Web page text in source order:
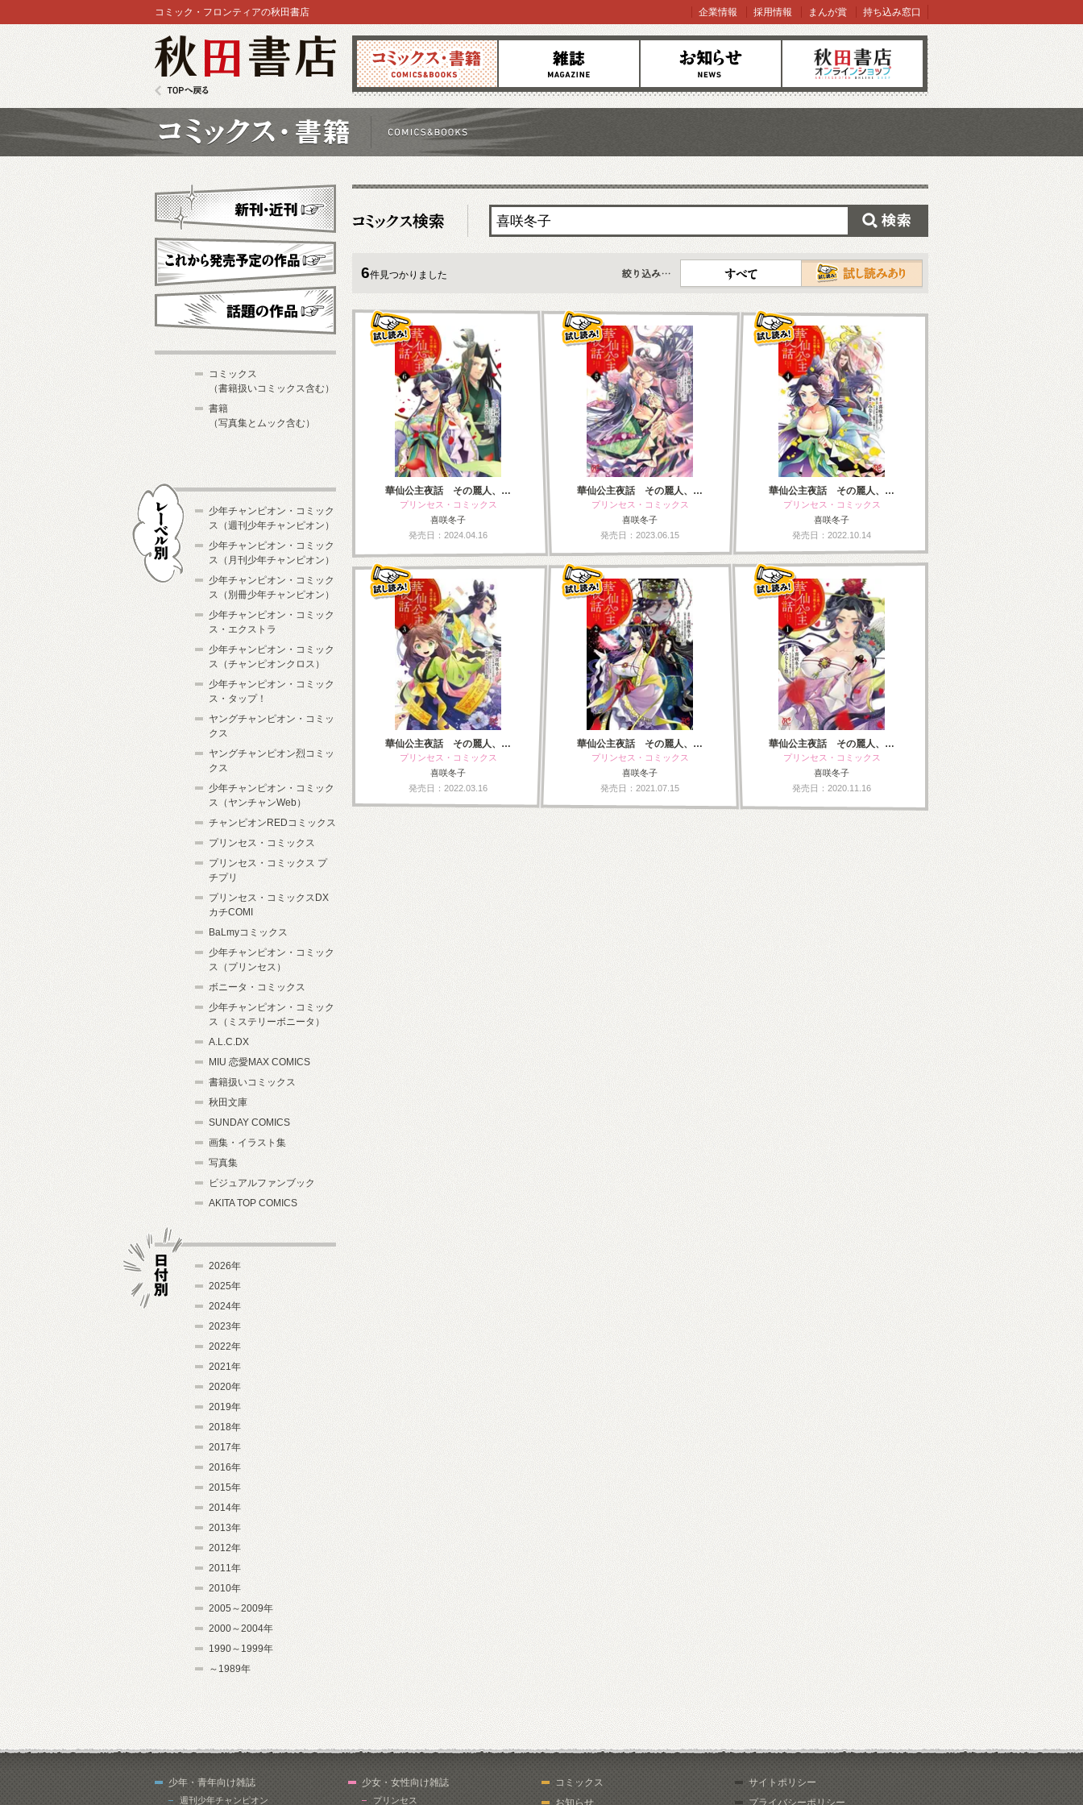
コミックス 雑誌 お知らせ オンラインショップ
コミック・フロンティアの秋田書店 企業情報 採用情報 まんが賞 持ち込み窓口
6件見つかりました
すべて
華仙公主夜話 その麗人、…
プリンセス・コミックス
喜咲冬子
発売日：2024.04.16
華仙公主夜話 その麗人、…
プリンセス・コミックス
喜咲冬子
発売日：2023.06.15
華仙公主夜話 その麗人、…
プリンセス・コミックス
喜咲冬子
発売日：2022.10.14
華仙公主夜話 その麗人、…
プリンセス・コミックス
喜咲冬子
発売日：2022.03.16
華仙公主夜話 その麗人、…
プリンセス・コミックス
喜咲冬子
発売日：2021.07.15
華仙公主夜話 その麗人、…
プリンセス・コミックス
喜咲冬子
発売日：2020.11.16
新刊・近刊
これから発売予定
コミックス
（書籍扱いコミックス含む）
書籍
（写真集とムック含む）
少年チャンピオン・コミック
ス（週刊少年チャンピオン）
少年チャンピオン・コミック
ス（月刊少年チャンピオン）
少年チャンピオン・コミック
ス（別冊少年チャンピオン）
少年チャンピオン・コミック
ス・エクストラ
少年チャンピオン・コミック
ス（チャンピオンクロス）
少年チャンピオン・コミック
ス・タップ！
ヤングチャンピオン・コミッ
クス
ヤングチャンピオン烈コミッ
クス
少年チャンピオン・コミック
ス（ヤンチャンWeb）
チャンピオンREDコミックス
プリンセス・コミックス
プリンセス・コミックス プ
チプリ
プリンセス・コミックスDX
カチCOMI
BaLmyコミックス
少年チャンピオン・コミック
ス（プリンセス）
ボニータ・コミックス
少年チャンピオン・コミック
ス（ミステリーボニータ）
A.L.C.DX
MIU 恋愛MAX COMICS
書籍扱いコミックス
秋田文庫
SUNDAY COMICS
画集・イラスト集
写真集
ビジュアルファンブック
AKITA TOP COMICS
2026年
2025年
2024年
2023年
2022年
2021年
2020年
2019年
2018年
2017年
2016年
2015年
2014年
2013年
2012年
2011年
2010年
2005～2009年
2000～2004年
1990～1999年
～1989年
少年・青年向け雑誌
週刊少年チャンピオン
少女・女性向け雑誌
プリンセス
コミックス
お知らせ
サイトポリシー
プライバシーポリシー